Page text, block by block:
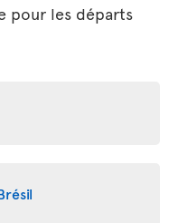
pour les départs